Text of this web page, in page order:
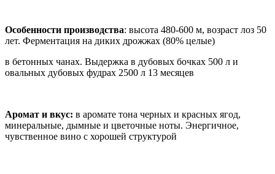
Особенности производства: высота 480-600 м, возраст лоз 50
лет. Ферментация на диких дрожжах (80% целые)
в бетонных чанах. Выдержка в дубовых бочках 500 л и
овальных дубовых фудрах 2500 л 13 месяцев
Аромат и вкус: в аромате тона черных и красных ягод,
минеральные, дымные и цветочные ноты. Энергичное,
чувственное вино с хорошей структурой